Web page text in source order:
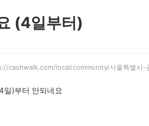
(4일부터)
cashwalk.com/local/community/서울특별시-
일)부터 안되네요